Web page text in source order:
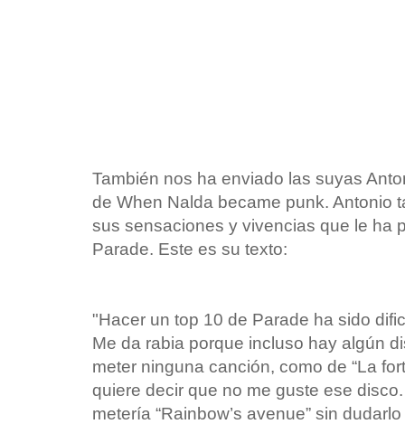
También nos ha enviado las suyas
de When Nalda became punk. Antonio
sus sensaciones y vivencias que le ha
Parade. Este es su texto:
"Hacer un top 10 de Parade ha sido
Me da rabia porque incluso hay algún
meter ninguna canción, como de “La
quiere decir que no me guste ese
metería “Rainbow’s avenue” sin